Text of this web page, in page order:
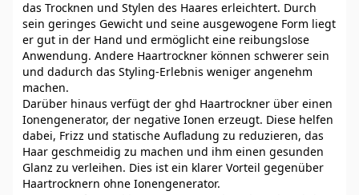
das Trocknen und Stylen des Haares erleichtert. Durch
sein geringes Gewicht und seine ausgewogene Form liegt
er gut in der Hand und ermöglicht eine reibungslose
Anwendung. Andere Haartrockner können schwerer sein
und dadurch das Styling-Erlebnis weniger angenehm
machen.
Darüber hinaus verfügt der ghd Haartrockner über einen
Ionengenerator, der negative Ionen erzeugt. Diese helfen
dabei, Frizz und statische Aufladung zu reduzieren, das
Haar geschmeidig zu machen und ihm einen gesunden
Glanz zu verleihen. Dies ist ein klarer Vorteil gegenüber
Haartrocknern ohne Ionengenerator.